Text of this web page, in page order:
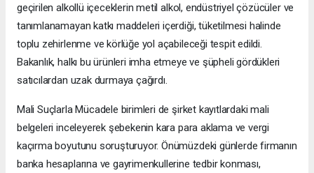
geçirilen alkollü içeceklerin metil alkol, endüstriyel çözücüler ve
tanımlanamayan katkı maddeleri içerdiği, tüketilmesi halinde
toplu zehirlenme ve körlüğe yol açabileceği tespit edildi.
Bakanlık, halkı bu ürünleri imha etmeye ve şüpheli gördükleri
satıcılardan uzak durmaya çağırdı.
Mali Suçlarla Mücadele birimleri de şirket kayıtlardaki mali
belgeleri inceleyerek şebekenin kara para aklama ve vergi
kaçırma boyutunu soruşturuyor. Önümüzdeki günlerde firmanın
banka hesaplarına ve gayrimenkullerine tedbir konması,